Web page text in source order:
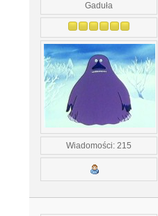
Gaduła
Wiadomości: 215